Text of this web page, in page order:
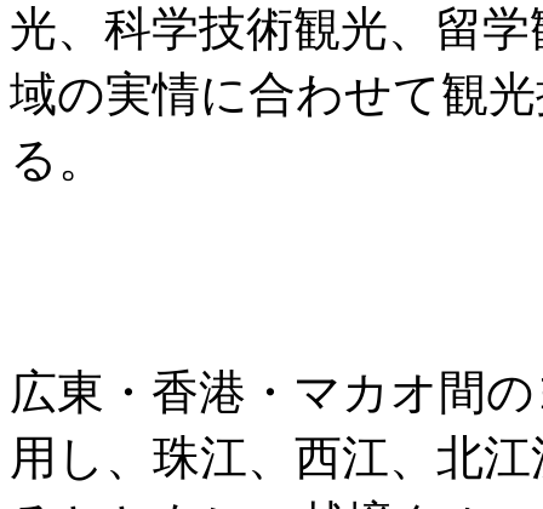
光、科学技術観光、留
域の実情に合わせて観
る。
広東・香港・マカオ間
用し、珠江、西江、北